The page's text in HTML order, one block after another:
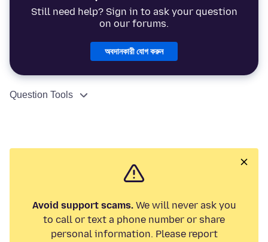
Still need help? Sign in to ask your question
on our forums.
অবদানকারী যোগ করুন
Question Tools
Avoid support scams.We will never ask you
to call or text a phone number or share
personal information. Please report